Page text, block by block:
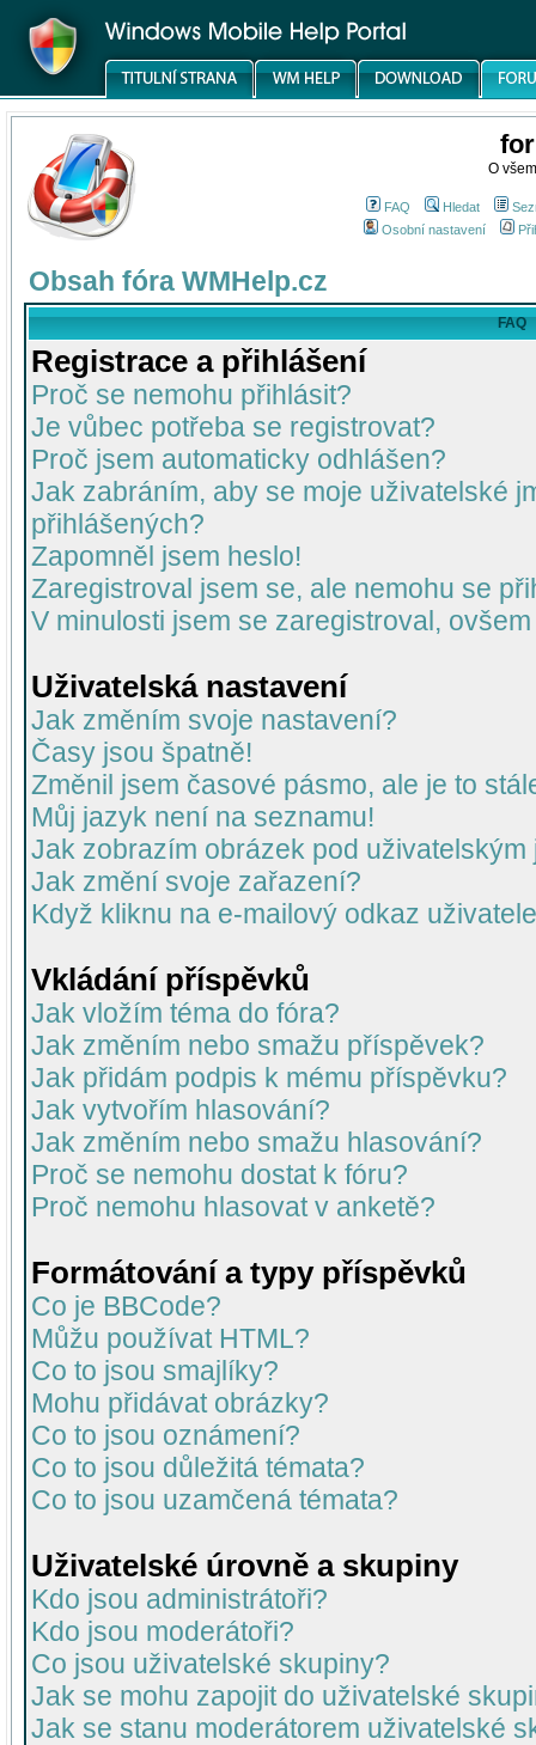
O
FAQ Hledat
Osobní nastavení
Obsah fóra WMHelp.cz
FAQ
Registrace a přihlášení
Proč se nemohu přihlásit?
Je vůbec potřeba se registrovat?
Proč jsem automaticky odhlášen?
Jak zabráním, aby se moje uživatelské
přihlášených?
Zapomněl jsem heslo!
Zaregistroval jsem se, ale nemohu se
V minulosti jsem se zaregistroval,
Uživatelská nastavení
Jak změním svoje nastavení?
Časy jsou špatně!
Změnil jsem časové pásmo, ale je to
Můj jazyk není na seznamu!
Jak zobrazím obrázek pod uživatelským
Jak změní svoje zařazení?
Když kliknu na e-mailový odkaz
Vkládání příspěvků
Jak vložím téma do fóra?
Jak změním nebo smažu příspěvek?
Jak přidám podpis k mému příspěvku?
Jak vytvořím hlasování?
Jak změním nebo smažu hlasování?
Proč se nemohu dostat k fóru?
Proč nemohu hlasovat v anketě?
Formátování a typy příspěvků
Co je BBCode?
Můžu používat HTML?
Co to jsou smajlíky?
Mohu přidávat obrázky?
Co to jsou oznámení?
Co to jsou důležitá témata?
Co to jsou uzamčená témata?
Uživatelské úrovně a skupiny
Kdo jsou administrátoři?
Kdo jsou moderátoři?
Co jsou uživatelské skupiny?
Jak se mohu zapojit do uživatelské
Jak se stanu moderátorem uživatelské